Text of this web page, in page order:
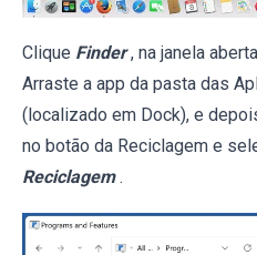
Clique Finder , na janela
Arraste a app da pasta das
(localizado em Dock), e
no botão da Reciclagem e
Reciclagem .